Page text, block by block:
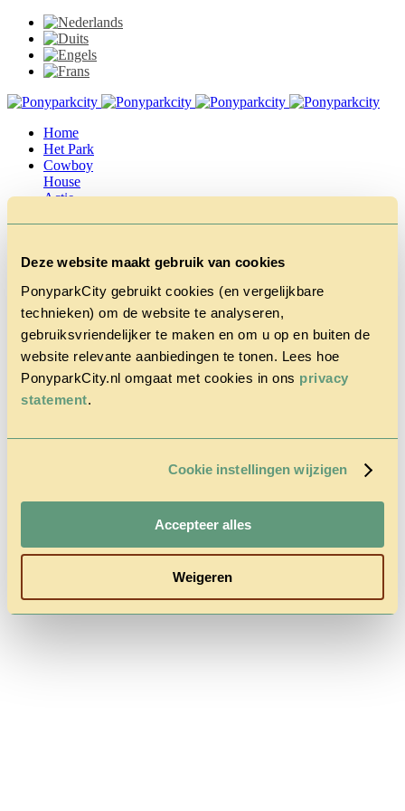
Deze website maakt gebruik van cookies
PonyparkCity gebruikt cookies (en vergelijkbare
technieken) om de website te analyseren,
gebruiksvriendelijker te maken en om u op en buiten de
website relevante aanbiedingen te tonen. Lees hoe
PonyparkCity.nl omgaat met cookies in ons privacy
statement.
Cookie instellingen wijzigen
Accepteer alles
Weigeren
Home
Het Park
Cowboy
House
Actie
Tarieven &
Follow us